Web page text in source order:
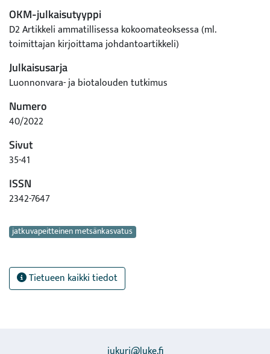
OKM-julkaisutyyppi
D2 Artikkeli ammatillisessa kokoomateoksessa (ml.
toimittajan kirjoittama johdantoartikkeli)
Julkaisusarja
Luonnonvara- ja biotalouden tutkimus
Numero
40/2022
Sivut
35-41
ISSN
2342-7647
Avainsanat
jatkuvapeitteinen metsänkasvatus
Tietueen kaikki tiedot